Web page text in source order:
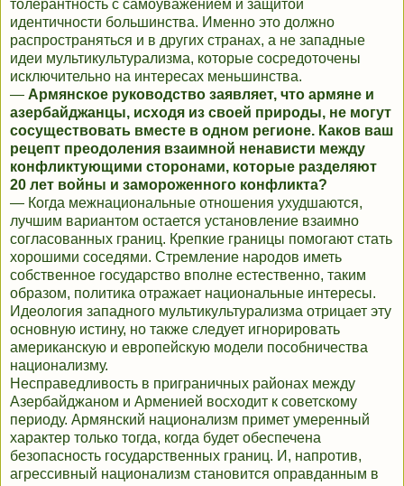
толерантность с самоуважением и защитой
идентичности большинства. Именно это должно
распространяться и в других странах, а не западные
идеи мультикультурализма, которые сосредоточены
исключительно на интересах меньшинства.
— Армянское руководство заявляет, что армяне и
азербайджанцы, исходя из своей природы, не могут
сосуществовать вместе в одном регионе. Каков ваш
рецепт преодоления взаимной ненависти между
конфликтующими сторонами, которые разделяют
20 лет войны и замороженного конфликта?
— Когда межнациональные отношения ухудшаются,
лучшим вариантом остается установление взаимно
согласованных границ. Крепкие границы помогают стать
хорошими соседями. Стремление народов иметь
собственное государство вполне естественно, таким
образом, политика отражает национальные интересы.
Идеология западного мультикультурализма отрицает эту
основную истину, но также следует игнорировать
американскую и европейскую модели пособничества
национализму.
Несправедливость в приграничных районах между
Азербайджаном и Арменией восходит к советскому
периоду. Армянский национализм примет умеренный
характер только тогда, когда будет обеспечена
безопасность государственных границ. И, напротив,
агрессивный национализм становится оправданным в